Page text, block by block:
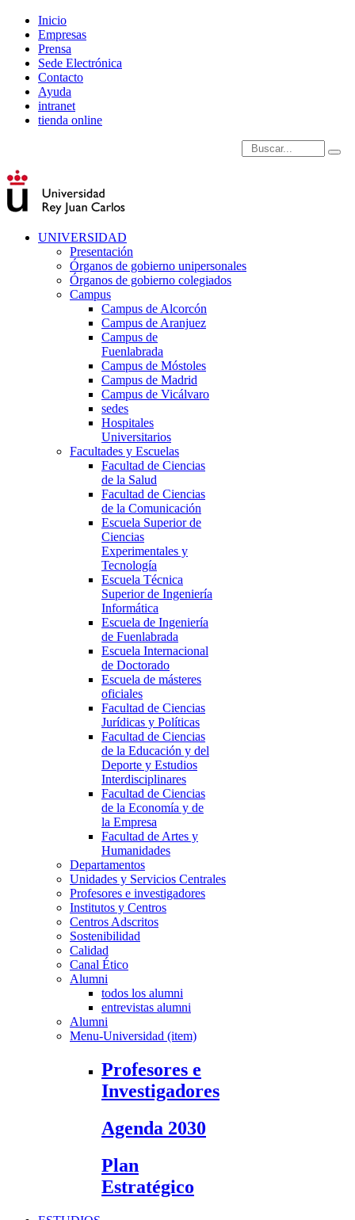
Inicio
Empresas
Prensa
Sede Electrónica
Contacto
Ayuda
intranet
tienda online
Introduce términos de
UNIVERSIDAD
Presentación
Órganos de gobierno unipersonales
Órganos de gobierno colegiados
Campus
Campus de Alcorcón
Campus de Aranjuez
Campus de
Fuenlabrada
Campus de Móstoles
Campus de Madrid
Campus de Vicálvaro
sedes
Hospitales
Universitarios
Facultades y Escuelas
Facultad de Ciencias
de la Salud
Facultad de Ciencias
de la Comunicación
Escuela Superior de
Ciencias
Experimentales y
Tecnología
Escuela Técnica
Superior de Ingeniería
Informática
Escuela de Ingeniería
de Fuenlabrada
Escuela Internacional
de Doctorado
Escuela de másteres
oficiales
Facultad de Ciencias
Jurídicas y Políticas
Facultad de Ciencias
de la Educación y del
Deporte y Estudios
Interdisciplinares
Facultad de Ciencias
de la Economía y de
la Empresa
Facultad de Artes y
Humanidades
Departamentos
Unidades y Servicios Centrales
Profesores e investigadores
Institutos y Centros
Centros Adscritos
Sostenibilidad
Calidad
Canal Ético
Alumni
todos los alumni
entrevistas alumni
Alumni
Menu-Universidad (item)
Profesores e
Investigadores
Agenda 2030
Plan
Estratégico